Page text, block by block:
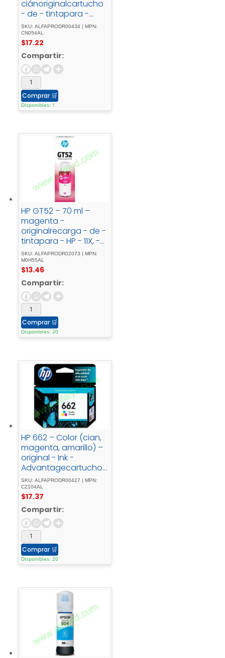
ciánoriginalcartucho
- de - tintapara -
Officejet - 6100, -
6600 - H711a, - 6700, -
7110, - 7510, - 7610, -
7612
SKU: ALFAPRODR00434 | MPN:
CN054AL
$17.22
Compartir:
Comprar 🛒
Disponibles: 1
HP GT52 – 70 ml –
magenta -
originalrecarga - de -
tintapara - HP - 11X, -
31X; - Deskjet - GT -
58XX; - Smart - Tank -
500, - 51X, - 530, -
6001, - 615, - 70XX, -
73XX, - 76XX
SKU: ALFAPRODR02073 | MPN:
M0H55AL
$13.46
Compartir:
Comprar 🛒
Disponibles: 20
HP 662 – Color (cian,
magenta, amarillo) –
original - Ink -
Advantagecartucho -
de - tintapara -
Deskjet - 1516, - Ink -
Advantage - 15XX, -
Ink - Advantage -
35XX, - Ink -
Advantage - 4645
SKU: ALFAPRODR00427 | MPN:
CZ104AL
$17.37
Compartir:
Comprar 🛒
Disponibles: 20